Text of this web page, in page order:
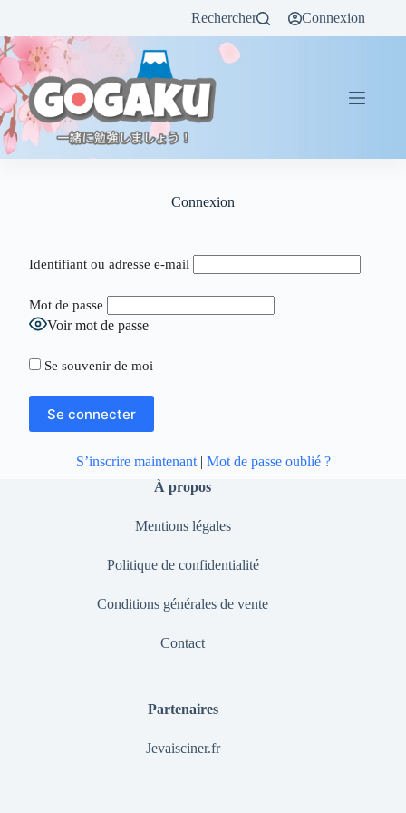
Rechercher Connexion
Connexion
Identifiant ou adresse e-mail
Mot de passe
Voir mot de passe
Se souvenir de moi
S’inscrire maintenant| Mot de passe oublié ?
À propos
Mentions légales
Politique de confidentialité
Conditions générales de vente
Contact
Partenaires
Jevaisciner.fr